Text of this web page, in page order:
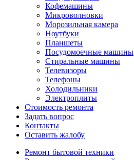
Кофемашины
Микроволновки
Морозильная камера
Ноутбуки
Планшеты
Посудомоечные машины
Стиральные машины
Телевизоры
Телефоны
Холодильники
Электроплиты
Стоимость ремонта
Задать вопрос
Контакты
Оставить жалобу
Ремонт бытовой техники